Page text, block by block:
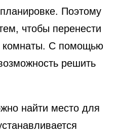
Поэтому
чтобы перенести
комнаты. С помощью
решить
найти место для